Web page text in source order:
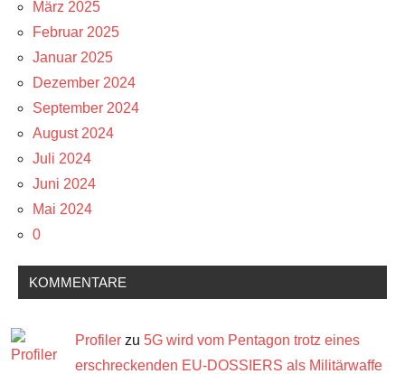
März 2025
Februar 2025
Januar 2025
Dezember 2024
September 2024
August 2024
Juli 2024
Juni 2024
Mai 2024
0
KOMMENTARE
Profiler zu 5G wird vom Pentagon trotz eines
erschreckenden EU-DOSSIERS als Militärwaffe